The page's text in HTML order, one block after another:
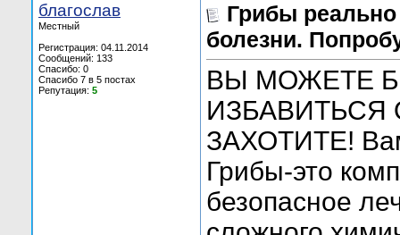
благослав
Местный
Регистрация: 04.11.2014
Сообщений: 133
Спасибо: 0
Спасибо 7 в 5 постах
Репутация: 5
Грибы реально
болезни.
ВЫ МОЖЕТЕ
ИЗБАВИТЬСЯ
ЗАХОТИТЕ!
Грибы-это
безопасное